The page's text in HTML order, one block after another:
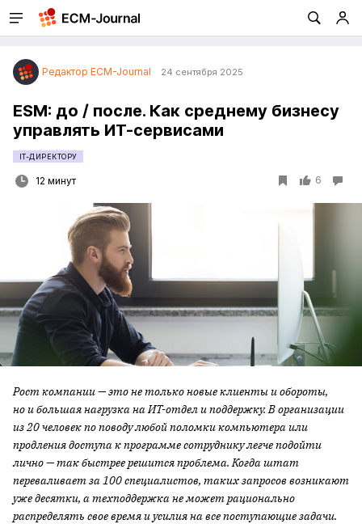
Редактор ECM-Journal 24 сентября 2025
ESM: до / после. Как среднему бизнесу
управлять ИТ-сервисами
IT-ДИРЕКТОРУ
12 минут 6
Рост компании — это не только новые клиенты и обороты,
но и большая нагрузка на ИТ-отдел и поддержку. В организации
из 20 человек по поводу любой поломки компьютера или
продления доступа к программе сотруднику легче подойти
лично — так быстрее решится проблема. Когда штат
переваливает за 100 специалистов, таких запросов возникают
уже десятки, а техподдержка не может рационально
распределять свое время и усилия на все поступающие задачи.